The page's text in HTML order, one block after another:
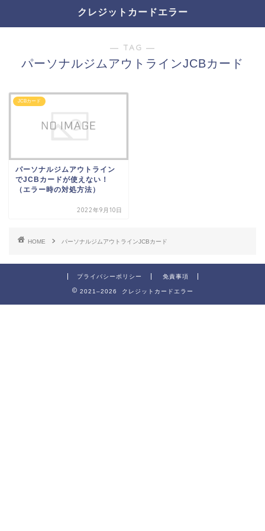
クレジットカードエラー
― TAG ―
パーソナルジムアウトラインJCBカード
JCBカード
パーソナルジムアウトライン
でJCBカードが使えない！
（エラー時の対処方法）
2022年9月10日
HOME パーソナルジムアウトラインJCBカード
プライバシーポリシー 免責事項
2021–2026 クレジットカードエラー